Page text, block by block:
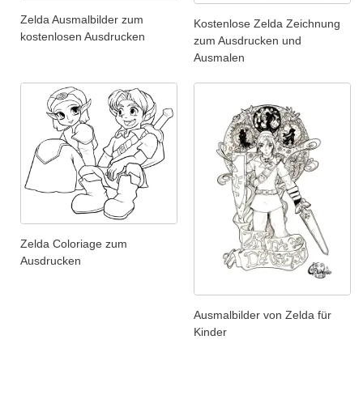
Zelda Ausmalbilder zum
kostenlosen Ausdrucken
Kostenlose Zelda Zeichnung
zum Ausdrucken und
Ausmalen
Zelda Coloriage zum
Ausdrucken
Ausmalbilder von Zelda für
Kinder